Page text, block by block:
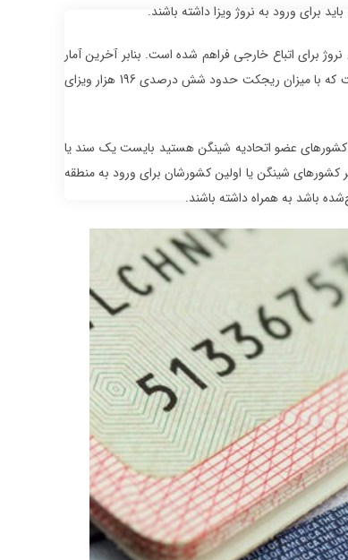
برای ورود به نروژ ویزا داشته باشند.
نروژ برای اتباع خارجی فراهم شده است. بنابر آخرین آمار
اعلام شده از سوی سفارت نروژ در سال 2017 حدود 182 هزار درخواست برای اخذ ویزای نروژ ثبت شده است که با میزان ریجکت حدود شش درصدی 196 هزار ویزای
کشورهای عضو اتحادیه شینگن هستید بایست یک سند یا
کشورهای شینگن یا اولین کشورشان برای ورود به منطقه
باشد به همراه داشته باشند.